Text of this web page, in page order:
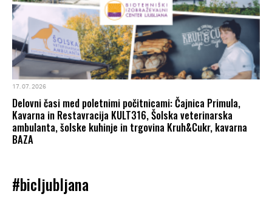
17. 07. 2026
Delovni časi med poletnimi počitnicami: Čajnica Primula,
Kavarna in Restavracija KULT316, Šolska veterinarska
ambulanta, šolske kuhinje in trgovina Kruh&Cukr, kavarna
BAZA
#bicljubljana